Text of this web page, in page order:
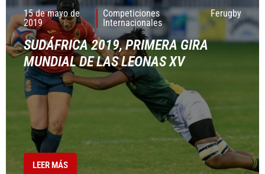
15 de mayo de
2019
Competiciones
Internacionales
Ferugby
SUDÁFRICA 2019, PRIMERA GIRA
MUNDIAL DE LAS LEONAS XV
LEER MÁS